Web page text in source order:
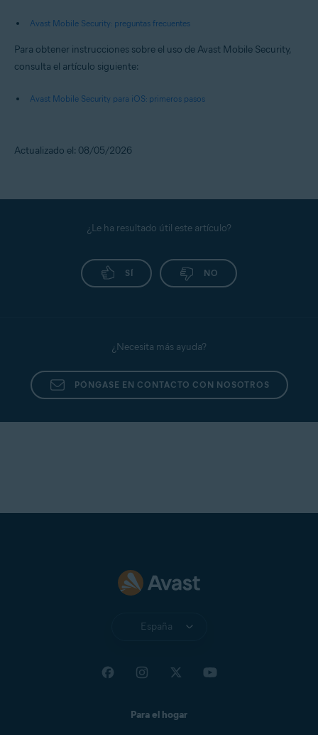
Avast Mobile Security: preguntas frecuentes
Para obtener instrucciones sobre el uso de Avast Mobile Security,
consulta el artículo siguiente:
Avast Mobile Security para iOS: primeros pasos
Actualizado el: 08/05/2026
¿Le ha resultado útil este artículo?
SÍ NO
¿Necesita más ayuda?
PÓNGASE EN CONTACTO CON NOSOTROS
España
Para el hogar